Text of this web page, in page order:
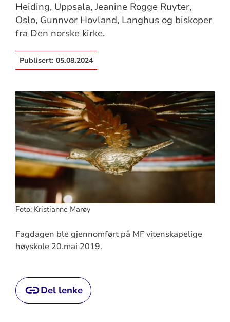
Heiding, Uppsala, Jeanine Rogge Ruyter,
Oslo, Gunnvor Hovland, Langhus og biskoper
fra Den norske kirke.
Publisert: 05.08.2024
Foto: Kristianne Marøy
Fagdagen ble gjennomført på MF vitenskapelige
høyskole 20.mai 2019.
Del lenke